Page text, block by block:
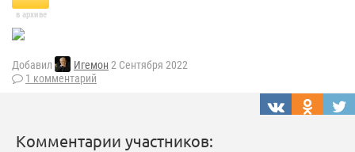
в архиве
Добавил Игемон 2 Сентября 2022
1 комментарий
Комментарии участников: